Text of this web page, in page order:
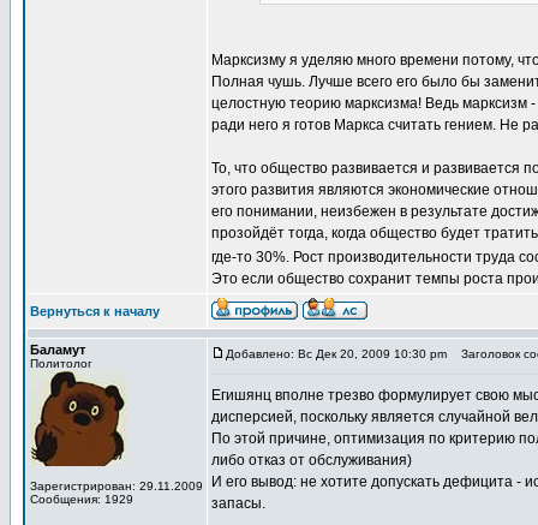
Марксизму я уделяю много времени потому,
Полная чушь. Лучше всего его было бы
целостную теорию марксизма! Ведь марксизм
ради него я готов Маркса считать гением. Не
То, что общество развивается и развивается
этого развития являются экономические
его понимании, неизбежен в результате
прозойдёт тогда, когда общество будет
где-то 30%. Рост производительности труда
Это если общество сохранит темпы роста
Вернуться к началу
Баламут
Политолог
Зарегистрирован: 29.11.2009
Сообщения: 1929
Добавлено: Вс Дек 20, 2009 10:30 pm Заголовок
Егишянц вполне трезво формулирует свою
дисперсией, поскольку является случайной
По этой причине, оптимизация по критерию
либо отказ от обслуживания)
И его вывод: не хотите допускать дефицита -
запасы.